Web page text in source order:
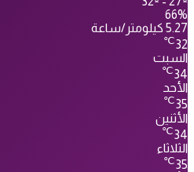
66%
5.27 كيلومتر/ساعة
32
℃
السبت
34
℃
الأحد
35
℃
الأثنين
34
℃
الثلاثاء
35
℃